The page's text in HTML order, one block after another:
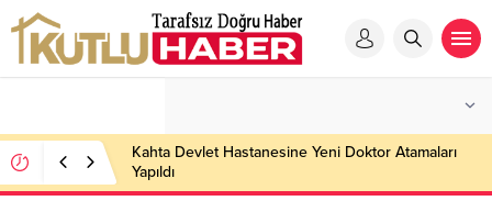
Kahta Devlet Hastanesine Yeni Doktor Atamaları
Yapıldı